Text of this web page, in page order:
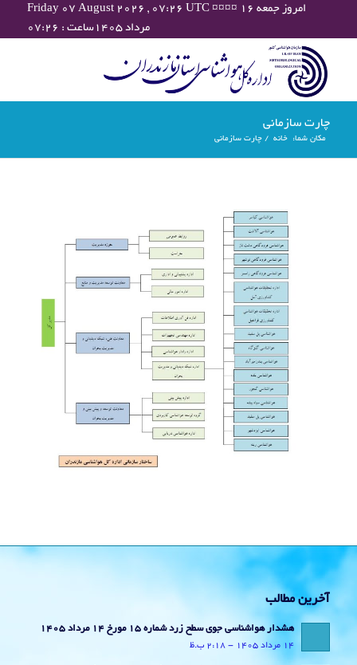
Friday 07 August 2026 , 07:26 UTC ¤¤¤¤ امروز جمعه ۱۶
مرداد ۱۴۰۵ساعت : ۰۷:۲۶
چارت سازمانی
مکان شما: خانه / چارت سازمانی
آخرین مطالب
هشدار هواشناسی جوی سطح زرد شماره 15 مورخ 14 مرداد 1405
14 مرداد 1405 - 2:18 ب.ظ